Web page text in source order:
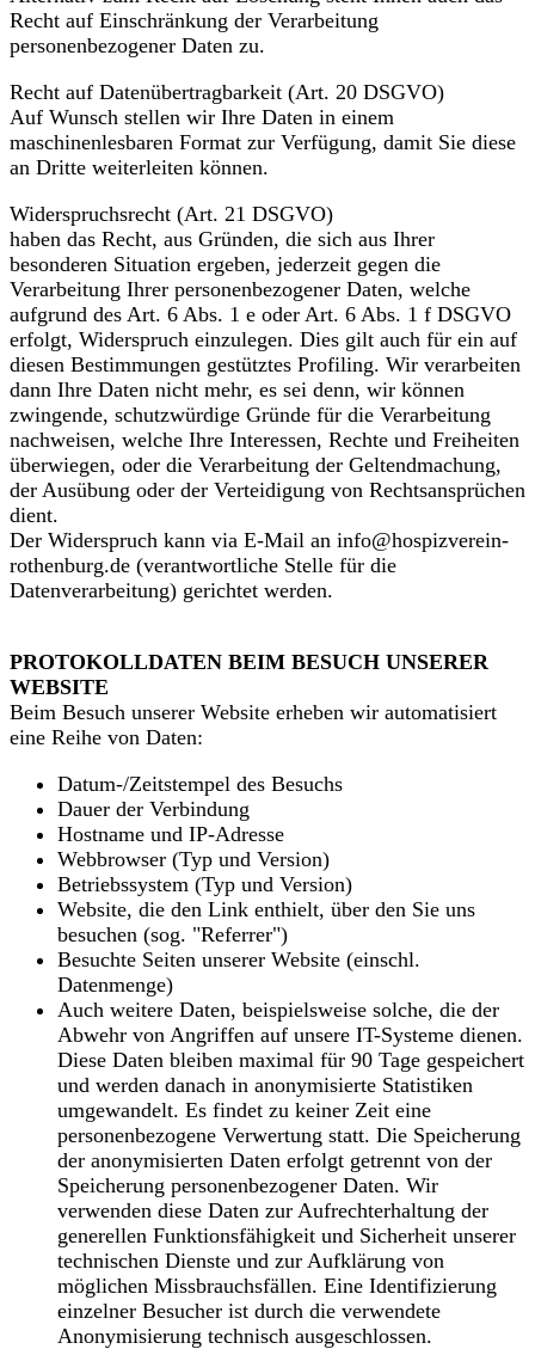
Recht auf Einschränkung der Verarbeitung
personenbezogener Daten zu.
Recht auf Datenübertragbarkeit (Art. 20 DSGVO)
Auf Wunsch stellen wir Ihre Daten in einem
maschinenlesbaren Format zur Verfügung, damit Sie diese
an Dritte weiterleiten können.
Widerspruchsrecht (Art. 21 DSGVO)
haben das Recht, aus Gründen, die sich aus Ihrer
besonderen Situation ergeben, jederzeit gegen die
Verarbeitung Ihrer personenbezogener Daten, welche
aufgrund des Art. 6 Abs. 1 e oder Art. 6 Abs. 1 f DSGVO
erfolgt, Widerspruch einzulegen. Dies gilt auch für ein auf
diesen Bestimmungen gestütztes Profiling. Wir verarbeiten
dann Ihre Daten nicht mehr, es sei denn, wir können
zwingende, schutzwürdige Gründe für die Verarbeitung
nachweisen, welche Ihre Interessen, Rechte und Freiheiten
überwiegen, oder die Verarbeitung der Geltendmachung,
der Ausübung oder der Verteidigung von Rechtsansprüchen
dient.
Der Widerspruch kann via E-Mail an info@hospizverein-
rothenburg.de (verantwortliche Stelle für die
Datenverarbeitung) gerichtet werden.
PROTOKOLLDATEN BEIM BESUCH UNSERER
WEBSITE
Beim Besuch unserer Website erheben wir automatisiert
eine Reihe von Daten:
Datum-/Zeitstempel des Besuchs
Dauer der Verbindung
Hostname und IP-Adresse
Webbrowser (Typ und Version)
Betriebssystem (Typ und Version)
Website, die den Link enthielt, über den Sie uns
besuchen (sog. "Referrer")
Besuchte Seiten unserer Website (einschl.
Datenmenge)
Auch weitere Daten, beispielsweise solche, die der
Abwehr von Angriffen auf unsere IT-Systeme dienen.
Diese Daten bleiben maximal für 90 Tage gespeichert
und werden danach in anonymisierte Statistiken
umgewandelt. Es findet zu keiner Zeit eine
personenbezogene Verwertung statt. Die Speicherung
der anonymisierten Daten erfolgt getrennt von der
Speicherung personenbezogener Daten. Wir
verwenden diese Daten zur Aufrechterhaltung der
generellen Funktionsfähigkeit und Sicherheit unserer
technischen Dienste und zur Aufklärung von
möglichen Missbrauchsfällen. Eine Identifizierung
einzelner Besucher ist durch die verwendete
Anonymisierung technisch ausgeschlossen.